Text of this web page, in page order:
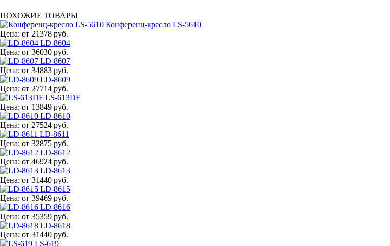
ПОХОЖИЕ ТОВАРЫ
Конференц-кресло LS-5610
Цена: от 21378 руб.
LD-8604
Цена: от 36030 руб.
LD-8607
Цена: от 34883 руб.
LD-8609
Цена: от 27714 руб.
LS-613DF
Цена: от 13849 руб.
LD-8610
Цена: от 27524 руб.
LD-8611
Цена: от 32875 руб.
LD-8612
Цена: от 46924 руб.
LD-8613
Цена: от 31440 руб.
LD-8615
Цена: от 39469 руб.
LD-8616
Цена: от 35359 руб.
LD-8618
Цена: от 31440 руб.
LS-619